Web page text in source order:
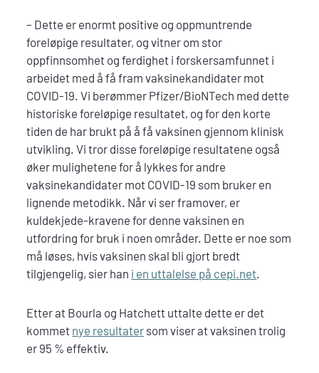
– Dette er enormt positive og oppmuntrende
foreløpige resultater, og vitner om stor
oppfinnsomhet og ferdighet i forskersamfunnet i
arbeidet med å få fram vaksinekandidater mot
COVID-19. Vi berømmer Pfizer/BioNTech med dette
historiske foreløpige resultatet, og for den korte
tiden de har brukt på å få vaksinen gjennom klinisk
utvikling. Vi tror disse foreløpige resultatene også
øker mulighetene for å lykkes for andre
vaksinekandidater mot COVID-19 som bruker en
lignende metodikk. Når vi ser framover, er
kuldekjede-kravene for denne vaksinen en
utfordring for bruk i noen områder. Dette er noe som
må løses, hvis vaksinen skal bli gjort bredt
tilgjengelig, sier han i en uttalelse på cepi.net.
Etter at Bourla og Hatchett uttalte dette er det
kommet nye resultater som viser at vaksinen trolig
er 95 % effektiv.